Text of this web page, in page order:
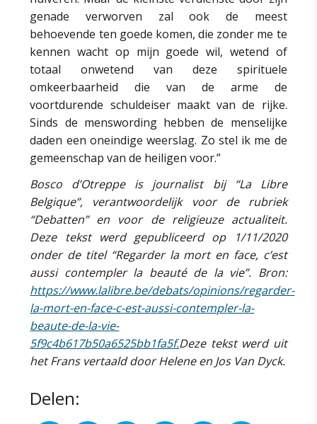
genade verworven zal ook de meest
behoevende ten goede komen, die zonder me te
kennen wacht op mijn goede wil, wetend of
totaal onwetend van deze spirituele
omkeerbaarheid die van de arme de
voortdurende schuldeiser maakt van de rijke.
Sinds de menswording hebben de menselijke
daden een oneindige weerslag. Zo stel ik me de
gemeenschap van de heiligen voor.”
Bosco d’Otreppe is journalist bij “La Libre
Belgique”, verantwoordelijk voor de rubriek
“Debatten” en voor de religieuze actualiteit.
Deze tekst werd gepubliceerd op 1/11/2020
onder de titel “Regarder la mort en face, c’est
aussi contempler la beauté de la vie”. Bron:
https://www.lalibre.be/debats/opinions/regarder-
la-mort-en-face-c-est-aussi-contempler-la-
beaute-de-la-vie-
5f9c4b617b50a6525bb1fa5f.Deze tekst werd uit
het Frans vertaald door Helene en Jos Van Dyck.
Delen: